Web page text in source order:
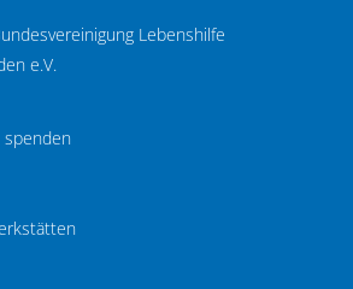
Lebenshilfe
e.V.